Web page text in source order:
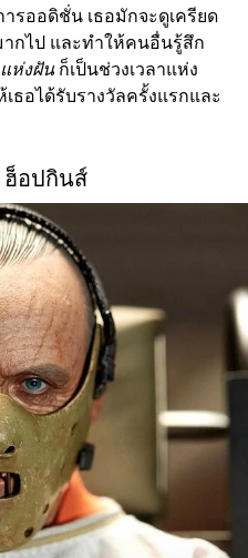
ารออดิชั่น เธอมักจะดูเครียด
ากไป และทำให้คนอื่นรู้สึก
ห่งฝัน ก็เป็นช่วงเวลาแห่ง
เธอได้รับรางวัลครั้งแรกและ
อปกินส์